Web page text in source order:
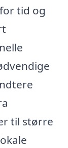
tid og
til større